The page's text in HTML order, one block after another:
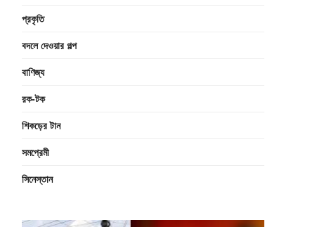
প্রকৃতি
বদলে দেওয়ার গল্প
বাণিজ্য
রক-টক
শিকড়ের টান
সমপ্রেমী
সিনেস্তান